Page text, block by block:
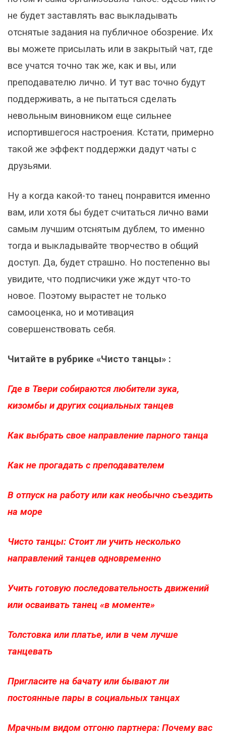
не будет заставлять вас выкладывать
отснятые задания на публичное обозрение. Их
вы можете присылать или в закрытый чат, где
все учатся точно так же, как и вы, или
преподавателю лично. И тут вас точно будут
поддерживать, а не пытаться сделать
невольным виновником еще сильнее
испортившегося настроения. Кстати, примерно
такой же эффект поддержки дадут чаты с
друзьями.
Ну а когда какой-то танец понравится именно
вам, или хотя бы будет считаться лично вами
самым лучшим отснятым дублем, то именно
тогда и выкладывайте творчество в общий
доступ. Да, будет страшно. Но постепенно вы
увидите, что подписчики уже ждут что-то
новое. Поэтому вырастет не только
самооценка, но и мотивация
совершенствовать себя.
Читайте в рубрике «Чисто танцы» :
Где в Твери собираются любители зука,
кизомбы и других социальных танцев
Как выбрать свое направление парного танца
Как не прогадать с преподавателем
В отпуск на работу или как необычно съездить
на море
Чисто танцы: Стоит ли учить несколько
направлений танцев одновременно
Учить готовую последовательность движений
или осваивать танец «в моменте»
Толстовка или платье, или в чем лучше
танцевать
Пригласите на бачату или бывают ли
постоянные пары в социальных танцах
Мрачным видом отгоню партнера: Почему вас